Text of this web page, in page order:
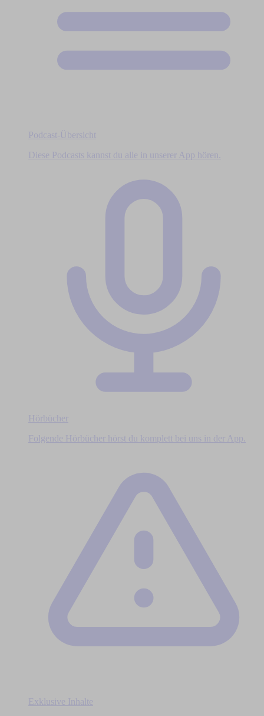
Podcast-Übersicht
Diese Podcasts kannst du alle in unserer App hören.
Hörbücher
Folgende Hörbücher hörst du komplett bei uns in der App.
Exklusive Inhalte